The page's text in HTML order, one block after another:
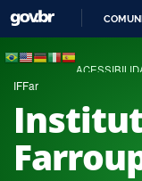
IFFar